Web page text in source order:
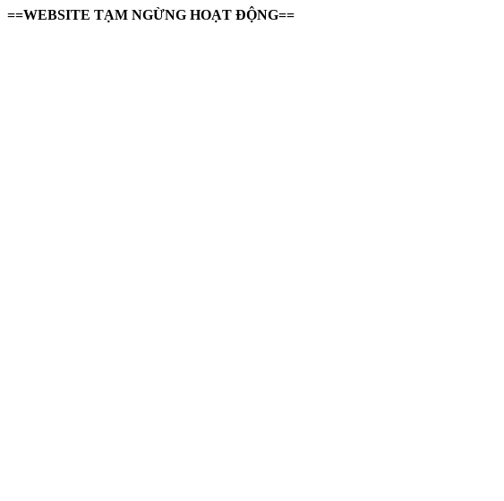
==WEBSITE TẠM NGỪNG HOẠT ĐỘNG==